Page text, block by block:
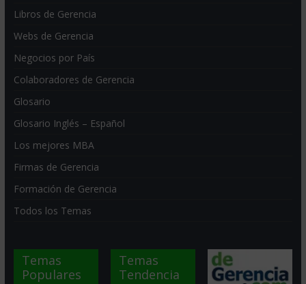
Libros de Gerencia
Webs de Gerencia
Negocios por País
Colaboradores de Gerencia
Glosario
Glosario Inglés – Español
Los mejores MBA
Firmas de Gerencia
Formación de Gerencia
Todos los Temas
Temas
Populares
Temas
Tendencia